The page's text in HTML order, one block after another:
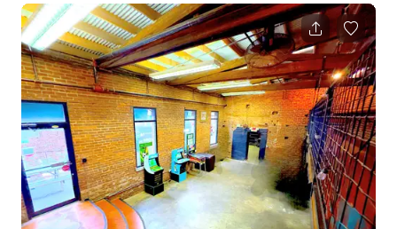
mais moderne, des coins salon confortables et un niveau
mezzanine, ce cadre unique offre polyvalence et caractère
pour tout rassemblement. Cet espace est disponible pour
événements, réunions et séances photo/film.